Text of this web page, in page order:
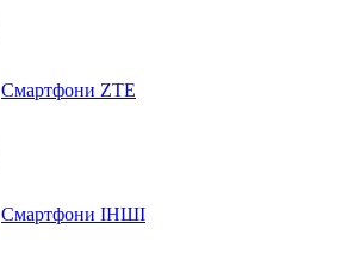
Смартфони ZTE
Смартфони ІНШІ